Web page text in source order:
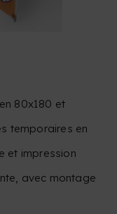
80x180 et
temporaires en
et impression
avec montage